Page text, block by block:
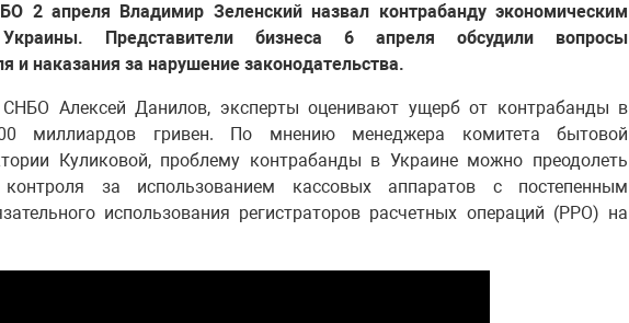
2 апреля Владимир Зеленский назвал контрабанду экономическим
Представители бизнеса 6 апреля обсудили вопросы
и наказания за нарушение законодательства.
Алексей Данилов, эксперты оценивают ущерб от контрабанды в
миллиардов гривен. По мнению менеджера комитета бытовой
Куликовой, проблему контрабанды в Украине можно преодолеть
контроля за использованием кассовых аппаратов с постепенным
использования регистраторов расчетных операций (РРО) на